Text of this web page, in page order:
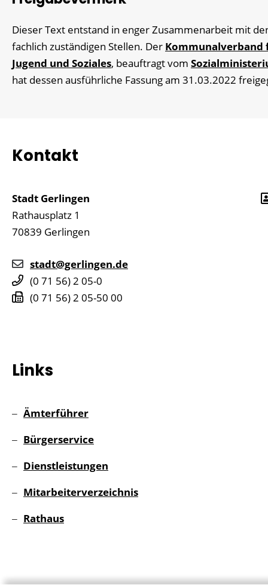
Dieser Text entstand in enger Zusammenarbeit mit
fachlich zuständigen Stellen. Der Kommunalverband
Jugend und Soziales, beauftragt vom
hat dessen ausführliche Fassung am 31.03.2022
Kontakt
Stadt Gerlingen
Rathausplatz 1
70839 Gerlingen
stadt@gerlingen.de
(0 71 56) 2 05-0
(0 71 56) 2 05-50 00
Links
Ämterführer
Bürgerservice
Dienstleistungen
Mitarbeiterverzeichnis
Rathaus